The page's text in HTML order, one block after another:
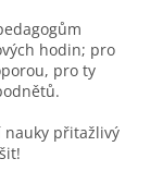
hodin; pro
pro ty
nauky přitažlivý